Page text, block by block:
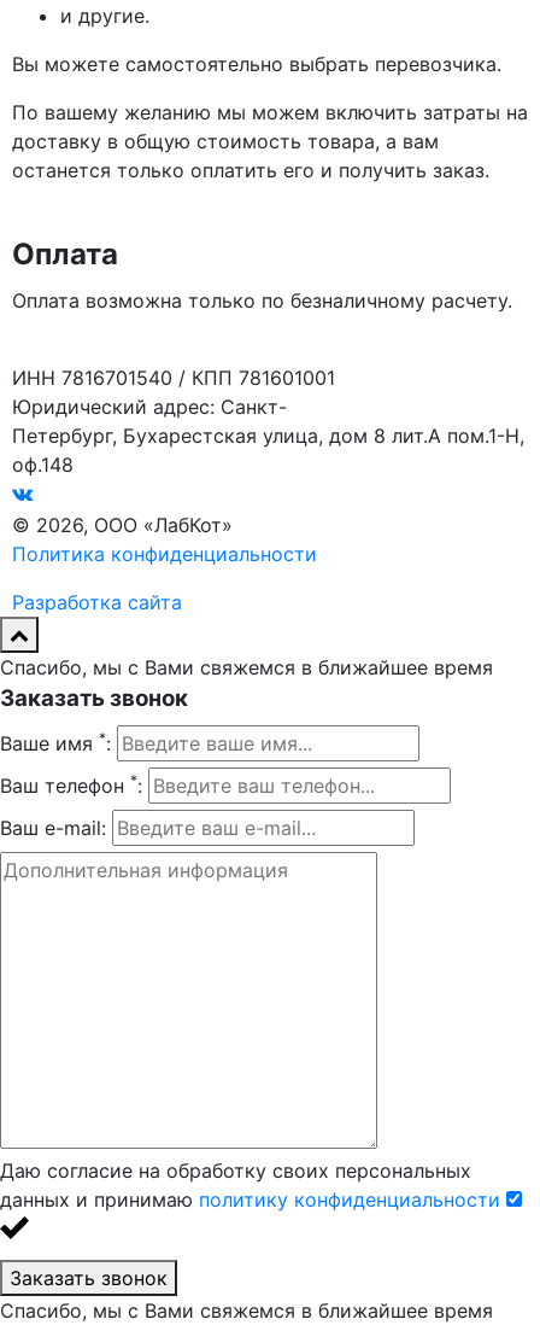
и другие.
Вы можете самостоятельно выбрать перевозчика.
По вашему желанию мы можем включить затраты на
доставку в общую стоимость товара, а вам
останется только оплатить его и получить заказ.
Оплата
Оплата возможна только по безналичному расчету.
ИНН 7816701540 / КПП 781601001
Юридический адрес: Санкт-
Петербург, Бухарестская улица, дом 8 лит.А пом.1-Н,
оф.148
© 2026, ООО «ЛабКот»
Политика конфиденциальности
Разработка сайта
Спасибо, мы с Вами свяжемся в ближайшее время
Заказать звонок
Ваше имя *:
Ваш телефон *:
Ваш e-mail:
Даю согласие на обработку своих персональных
данных и принимаю политику конфиденциальности
Заказать звонок
Спасибо, мы с Вами свяжемся в ближайшее время